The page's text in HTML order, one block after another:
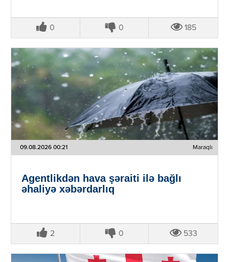
0 0 185
09.08.2026 00:21 Maraqlı
Agentlikdən hava şəraiti ilə bağlı
əhaliyə xəbərdarlıq
2 0 533